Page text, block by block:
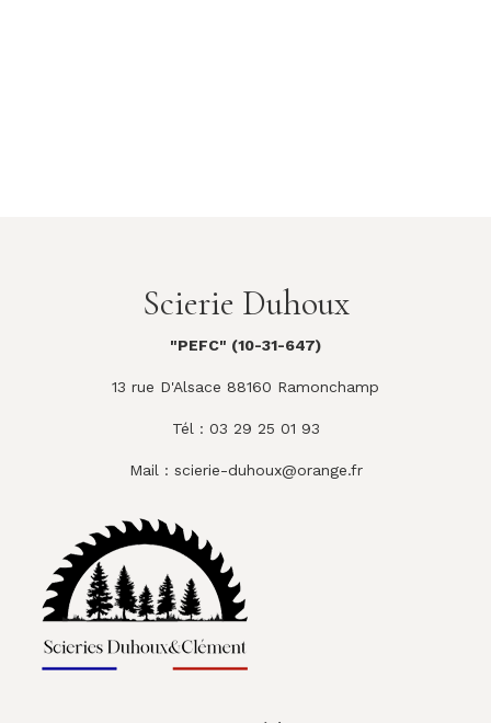
Scierie Duhoux
"PEFC" (10-31-647)
13 rue D'Alsace 88160 Ramonchamp
Tél : 03 29 25 01 93
Mail : scierie-duhoux@orange.fr